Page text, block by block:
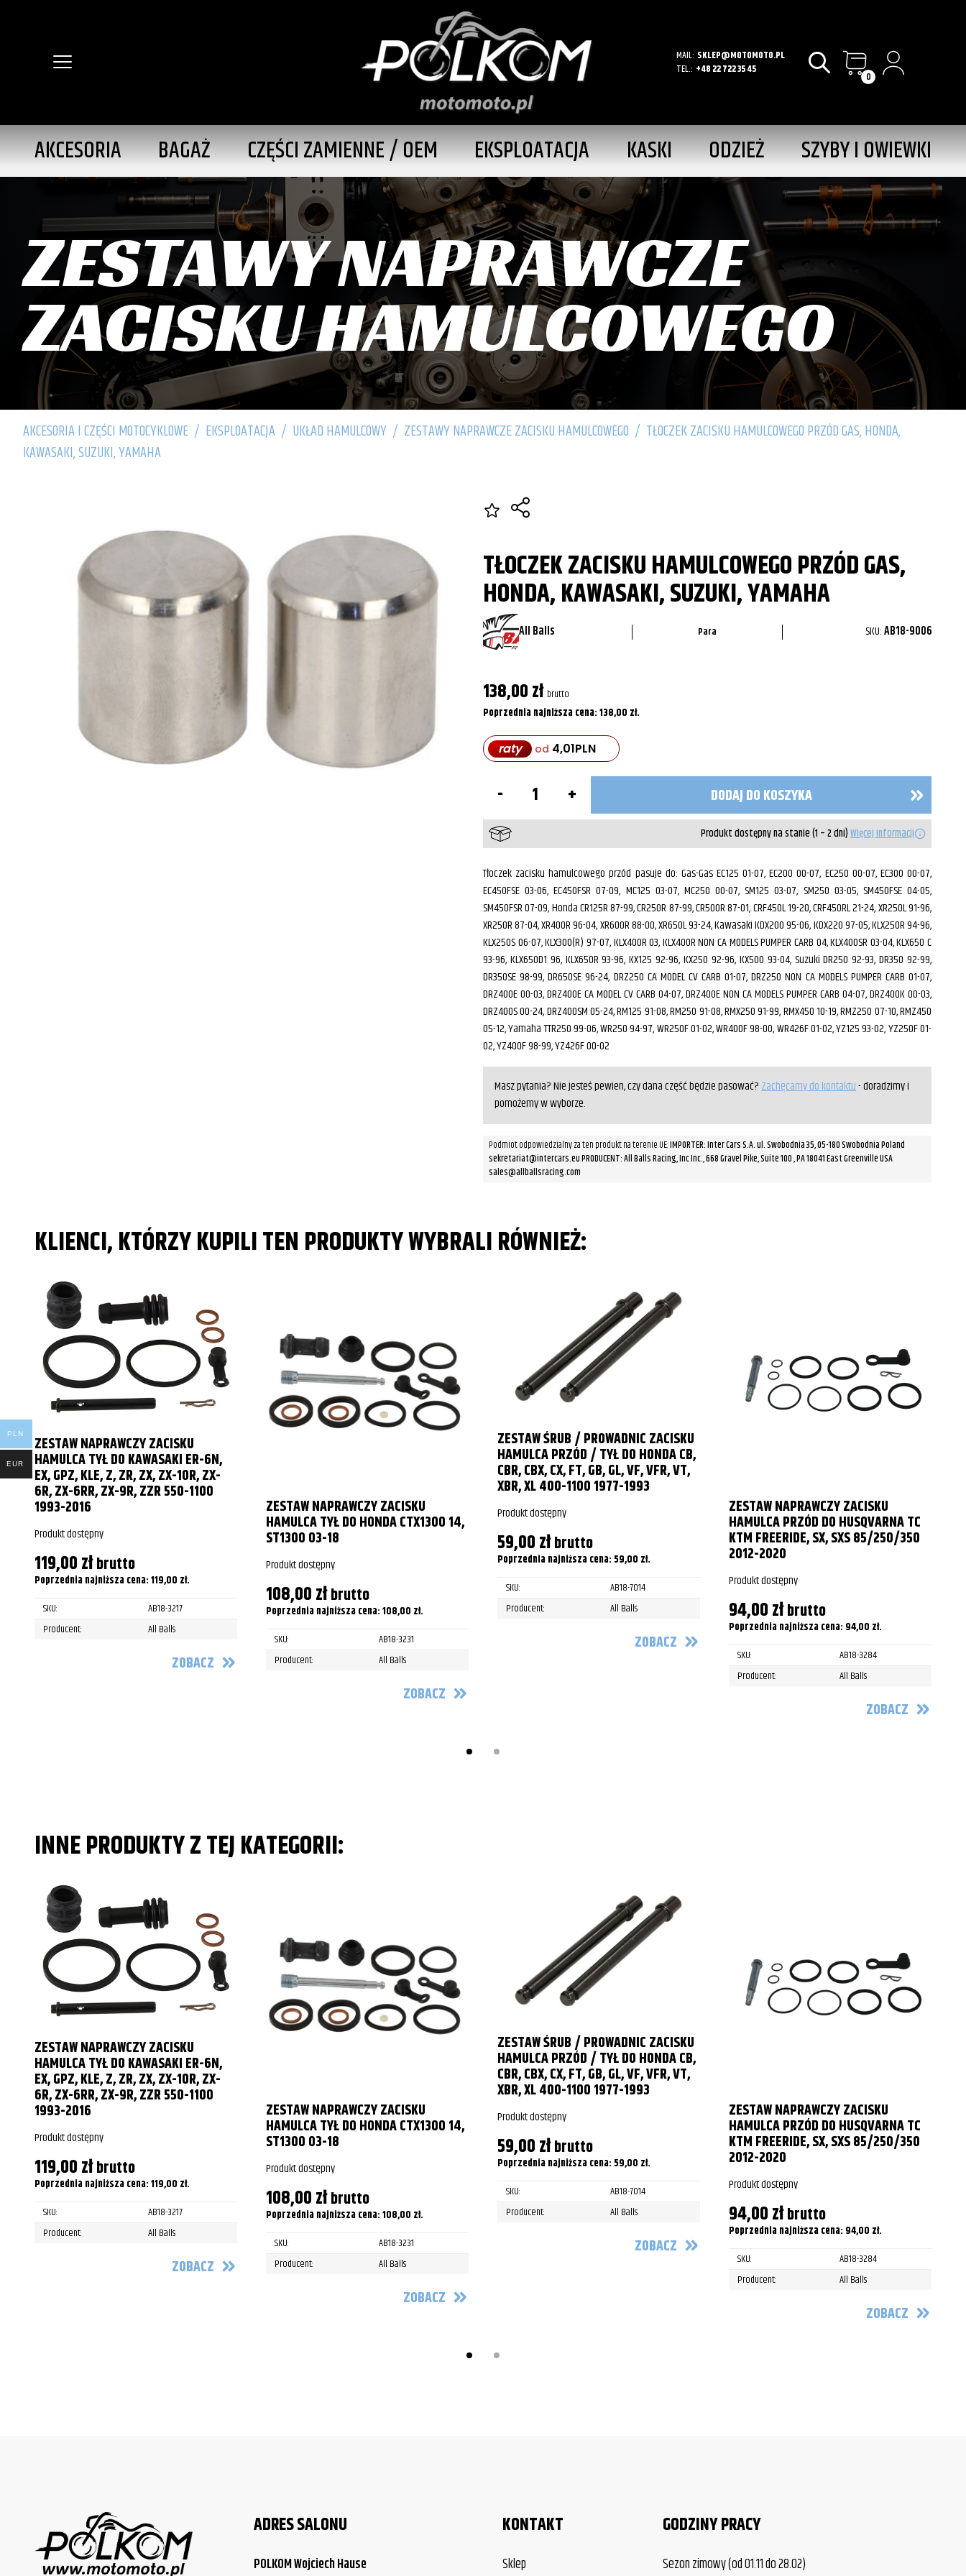
MAIL: SKLEP@MOTOMOTO.PL
TEL.: +48 22 722 35 45 0
AKCESORIA BAGAŻ CZĘŚCI ZAMIENNE / OEM EKSPLOATACJA KASKI ODZIEŻ SZYBY I OWIEWKI
ZESTAWY NAPRAWCZE
ZACISKU HAMULCOWEGO
AKCESORIA I CZĘŚCI MOTOCYKLOWE / EKSPLOATACJA / UKŁAD HAMULCOWY / ZESTAWY NAPRAWCZE ZACISKU HAMULCOWEGO / TŁOCZEK ZACISKU HAMULCOWEGO PRZÓD GAS, HONDA,
KAWASAKI, SUZUKI, YAMAHA
TŁOCZEK ZACISKU HAMULCOWEGO PRZÓD GAS,
HONDA, KAWASAKI, SUZUKI, YAMAHA
All Balls Para SKU:AB18-9006
138,00zł brutto
Poprzednia najniższa cena:138,00 zł.
raty od 4,01PLN
Tłoczek
zacisku
hamulcowego
Kawasaki,
Suzuki,
Yamaha
DODAJ DO KOSZYKA
Produkt dostępny na stanie (1 – 2 dni)Więcej informacji
Tłoczek zacisku hamulcowego przód pasuje do: Gas-Gas EC125 01-07, EC200 00-07, EC250 00-07, EC300 00-07,
EC450FSE 03-06, EC450FSR 07-09, MC125 03-07, MC250 00-07, SM125 03-07, SM250 03-05, SM450FSE 04-05,
SM450FSR 07-09, Honda CR125R 87-99, CR250R 87-99, CR500R 87-01, CRF450L 19-20, CRF450RL 21-24, XR250L 91-96,
XR250R 87-04, XR400R 96-04, XR600R 88-00, XR650L 93-24, Kawasaki KDX200 95-06, KDX220 97-05, KLX250R 94-96,
KLX250S 06-07, KLX300(R) 97-07, KLX400R 03, KLX400R NON CA MODELS PUMPER CARB 04, KLX400SR 03-04, KLX650 C
93-96, KLX650D1 96, KLX650R 93-96, KX125 92-96, KX250 92-96, KX500 93-04, Suzuki DR250 92-93, DR350 92-99,
DR350SE 98-99, DR650SE 96-24, DRZ250 CA MODEL CV CARB 01-07, DRZ250 NON CA MODELS PUMPER CARB 01-07,
DRZ400E 00-03, DRZ400E CA MODEL CV CARB 04-07, DRZ400E NON CA MODELS PUMPER CARB 04-07, DRZ400K 00-03,
DRZ400S 00-24, DRZ400SM 05-24, RM125 91-08, RM250 91-08, RMX250 91-99, RMX450 10-19, RMZ250 07-10, RMZ450
05-12, Yamaha TTR250 99-06, WR250 94-97, WR250F 01-02, WR400F 98-00, WR426F 01-02, YZ125 93-02, YZ250F 01-
02, YZ400F 98-99, YZ426F 00-02
Masz pytania? Nie jesteś pewien, czy dana część będzie pasować?Zachęcamy do kontaktu- doradzimy i
pomożemy w wyborze.
Podmiot odpowiedzialny za ten produkt na terenie UE:IMPORTER: Inter Cars S.A. ul. Swobodnia 35, 05-180 Swobodnia Poland
sekretariat@intercars.eu PRODUCENT: All Balls Racing, Inc Inc., 668 Gravel Pike, Suite 100 , PA 18041 East Greenville USA
sales@allballsracing.com
KLIENCI, KTÓRZY KUPILI TEN PRODUKTY WYBRALI RÓWNIEŻ:
ZESTAW NAPRAWCZY ZACISKU
HAMULCA TYŁ DO KAWASAKI ER-6N,
EX, GPZ, KLE, Z, ZR, ZX, ZX-10R, ZX-
6R, ZX-6RR, ZX-9R, ZZR 550-1100
1993-2016
Produkt dostępny
119,00złbrutto
Poprzednia najniższa cena:119,00 zł.
SKU:
AB18-3217
Producent:
All Balls
ZOBACZ
ZESTAW NAPRAWCZY ZACISKU
HAMULCA TYŁ DO HONDA CTX1300 14,
ST1300 03-18
Produkt dostępny
108,00złbrutto
Poprzednia najniższa cena:108,00 zł.
SKU:
AB18-3231
Producent:
All Balls
ZOBACZ
ZESTAW ŚRUB / PROWADNIC ZACISKU
HAMULCA PRZÓD / TYŁ DO HONDA CB,
CBR, CBX, CX, FT, GB, GL, VF, VFR, VT,
XBR, XL 400-1100 1977-1993
Produkt dostępny
59,00złbrutto
Poprzednia najniższa cena: 59,00 zł.
SKU:
AB18-7014
Producent:
All Balls
ZOBACZ
ZESTAW NAPRAWCZY ZACISKU
HAMULCA PRZÓD DO HUSQVARNA TC
KTM FREERIDE, SX, SXS 85/250/350
2012-2020
Produkt dostępny
94,00złbrutto
Poprzednia najniższa cena: 94,00 zł.
SKU:
AB18-3284
Producent:
All Balls
ZOBACZ
INNE PRODUKTY Z TEJ KATEGORII:
ZESTAW NAPRAWCZY ZACISKU
HAMULCA TYŁ DO KAWASAKI ER-6N,
EX, GPZ, KLE, Z, ZR, ZX, ZX-10R, ZX-
6R, ZX-6RR, ZX-9R, ZZR 550-1100
1993-2016
Produkt dostępny
119,00złbrutto
Poprzednia najniższa cena:119,00 zł.
SKU:
AB18-3217
Producent:
All Balls
ZOBACZ
ZESTAW NAPRAWCZY ZACISKU
HAMULCA TYŁ DO HONDA CTX1300 14,
ST1300 03-18
Produkt dostępny
108,00złbrutto
Poprzednia najniższa cena:108,00 zł.
SKU:
AB18-3231
Producent:
All Balls
ZOBACZ
ZESTAW ŚRUB / PROWADNIC ZACISKU
HAMULCA PRZÓD / TYŁ DO HONDA CB,
CBR, CBX, CX, FT, GB, GL, VF, VFR, VT,
XBR, XL 400-1100 1977-1993
Produkt dostępny
59,00złbrutto
Poprzednia najniższa cena: 59,00 zł.
SKU:
AB18-7014
Producent:
All Balls
ZOBACZ
ZESTAW NAPRAWCZY ZACISKU
HAMULCA PRZÓD DO HUSQVARNA TC
KTM FREERIDE, SX, SXS 85/250/350
2012-2020
Produkt dostępny
94,00złbrutto
Poprzednia najniższa cena: 94,00 zł.
SKU:
AB18-3284
Producent:
All Balls
ZOBACZ
ADRES SALONU
POLKOM Wojciech Hause
KONTAKT
Sklep
GODZINY PRACY
Sezon zimowy (od 01.11 do 28.02)
PLN
EUR